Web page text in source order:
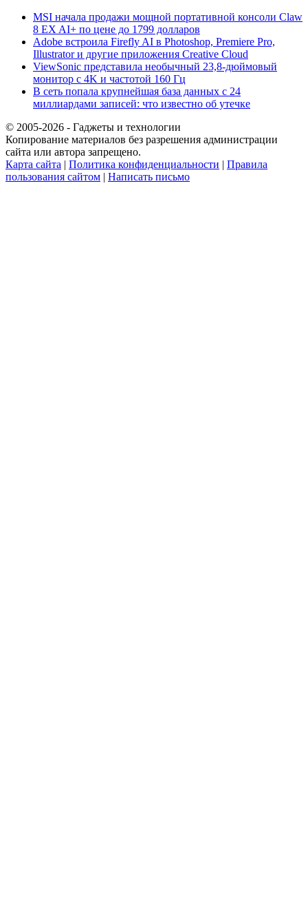
MSI начала продажи мощной портативной консоли Claw
8 EX AI+ по цене до 1799 долларов
Adobe встроила Firefly AI в Photoshop, Premiere Pro,
Illustrator и другие приложения Creative Cloud
ViewSonic представила необычный 23,8-дюймовый
монитор с 4K и частотой 160 Гц
В сеть попала крупнейшая база данных с 24
миллиардами записей: что известно об утечке
© 2005-2026 - Гаджеты и технологии
Копирование материалов без разрешения администрации
сайта или автора запрещено.
Карта сайта | Политика конфиденциальности | Правила
пользования сайтом | Написать письмо